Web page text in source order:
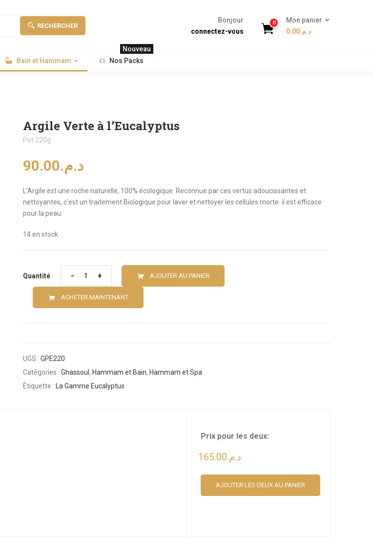
RECHERCHER
Bonjour
connectez-vous
0
Mon panier
د.م.0.00
Bain et Hammam
Nouveau
Nos Packs
Argile Verte à l’Eucalyptus
Pot 220g
د.م.90.00
L’Argile est une roche naturelle, 100% écologique. Reconnue par ces vertus adoucissantes et
nettoyantes, c’est un traitement Biologique pour laver et nettoyer les cellules morte. il est efficace
pour la peau.
14 en stock
Quantité AJOUTER AU PANIER
ACHETER MAINTENANT
UGS : GPE220
Catégories : Ghassoul , Hammam et Bain, Hammam et Spa
Étiquette :
La Gamme Eucalyptus
Prix pour les deux:
د.م.165.00
AJOUTER LES DEUX AU PANIER